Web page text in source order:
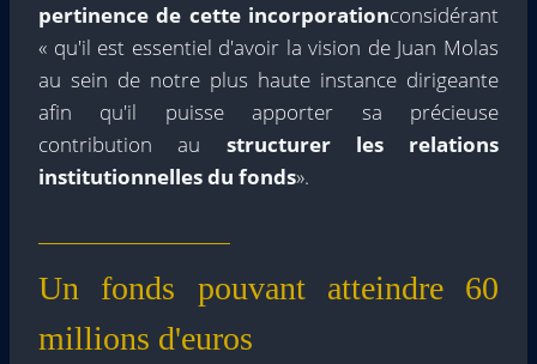
pertinence de cette incorporationconsidérant
« qu'il est essentiel d'avoir la vision de Juan Molas
au sein de notre plus haute instance dirigeante
afin qu'il puisse apporter sa précieuse
contribution au structurer les relations
institutionnelles du fonds».
Un fonds pouvant atteindre 60
millions d'euros